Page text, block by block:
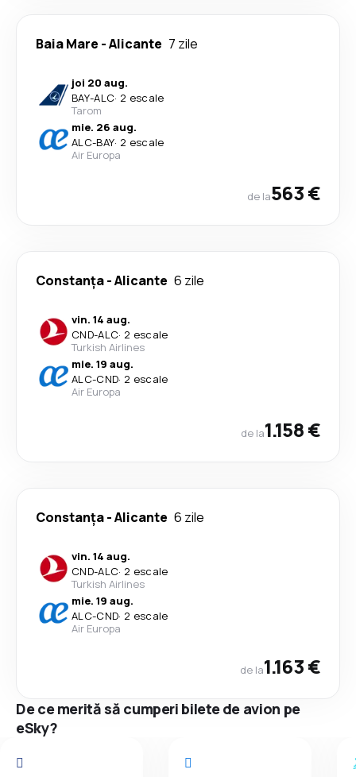
Baia Mare -Alicante 7 zile
joi 20 aug.
BAY-ALC· 2 escale
Tarom
mie. 26 aug.
ALC-BAY· 2 escale
Air Europa
de la563 €
Constanța-Alicante 6 zile
vin. 14 aug.
CND-ALC· 2 escale
Turkish Airlines
mie. 19 aug.
ALC-CND· 2 escale
Air Europa
de la1.158 €
Constanța-Alicante 6 zile
vin. 14 aug.
CND-ALC· 2 escale
Turkish Airlines
mie. 19 aug.
ALC-CND· 2 escale
Air Europa
de la1.163 €
De ce merită să cumperi bilete de avion pe
eSky?